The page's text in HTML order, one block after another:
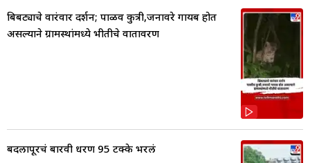
बिबट्याचे वारंवार दर्शन; पाळीव कुत्री,जनावरे गायब होत
असल्याने ग्रामस्थांमध्ये भीतीचे वातावरण
बदलापूरचं बारवी धरण 95 टक्के भरलं